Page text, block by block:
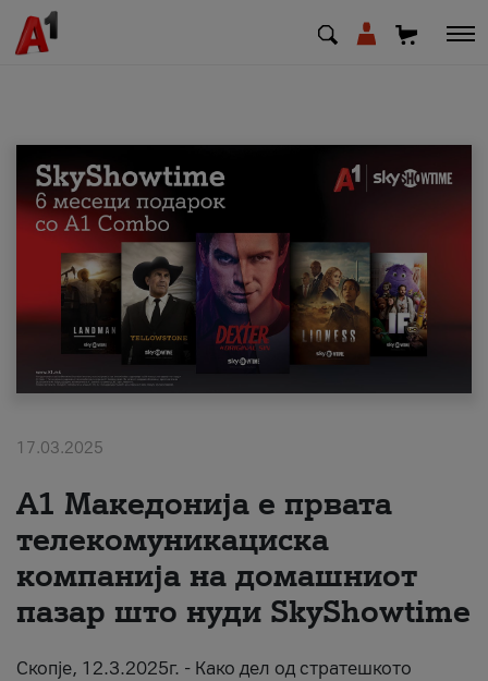
EN SQ
Приватни Деловни
Поддршка
Надополни кредит
#ПодобарОнлајн
17.03.2025
А1 Македонија е првата
телекомуникациска
компанија на домашниот
пазар што нуди SkyShowtime
Скопје, 12.3.2025г. - Како дел од стратешкото